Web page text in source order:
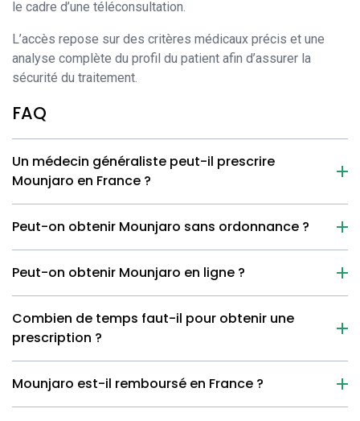
le cadre d’une téléconsultation.
L’accès repose sur des critères médicaux précis et une
analyse complète du profil du patient afin d’assurer la
sécurité du traitement.
FAQ
Un médecin généraliste peut-il prescrire
Mounjaro en France ?
Peut-on obtenir Mounjaro sans ordonnance ?
Peut-on obtenir Mounjaro en ligne ?
Combien de temps faut-il pour obtenir une
prescription ?
Mounjaro est-il remboursé en France ?